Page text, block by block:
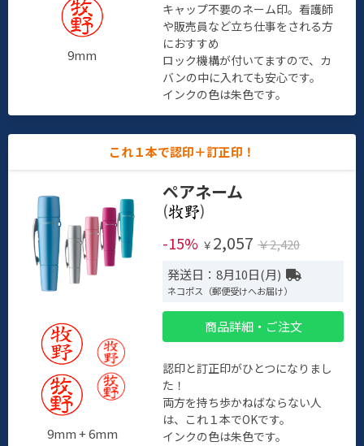
9mm
キャップ不要のネーム印。看護師
や販売員など立ち仕事をされる方
におすすめ
ロック機構が付いてますので、カ
バンの中に入れても安心です。
インクの色は朱色です。
これ１本で認印＋訂正印！
9mm + 6mm
ペアネーム
(
)
-15% ￥ 2,057 ￥2,420
発送日：8月10日(月)
ネコポス（郵便受けへお届け）
商品詳細・ご注文
認印と訂正印がひとつになりまし
た！
両方を持ち歩かねばならない人
は、これ１本でOKです。
インクの色は朱色です。